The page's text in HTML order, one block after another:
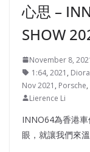
心思 –
SHOW
November 8,
1:64, 2021 ,
Nov 2021 , Porsche,
Lierence Li
INNO64為香港
眼，就讓我們來